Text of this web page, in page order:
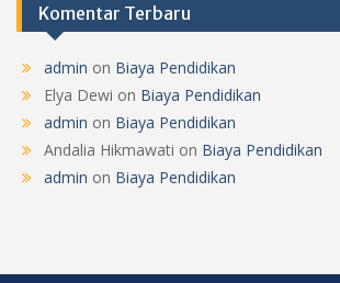
Komentar Terbaru
admin on Biaya Pendidikan
Elya Dewi on Biaya Pendidikan
admin on Biaya Pendidikan
Andalia Hikmawati on Biaya Pendidikan
admin on Biaya Pendidikan